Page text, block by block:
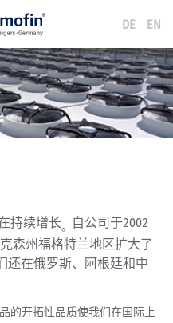
DE EN
持续增长。
自公司于2002
森州福格特兰地区扩大了
还在俄罗斯、阿根廷和中
的开拓性品质使我们在国际上